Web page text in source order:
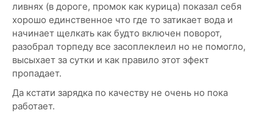
ливнях (в дороге, промок как курица) показал себя
хорошо единственное что где то затикает вода и
начинает щелкать как будто включен поворот,
разобрал торпеду все засоплеклеил но не помогло,
высыхает за сутки и как правило этот эфект
пропадает.
Да кстати зарядка по качеству не очень но пока
работает.